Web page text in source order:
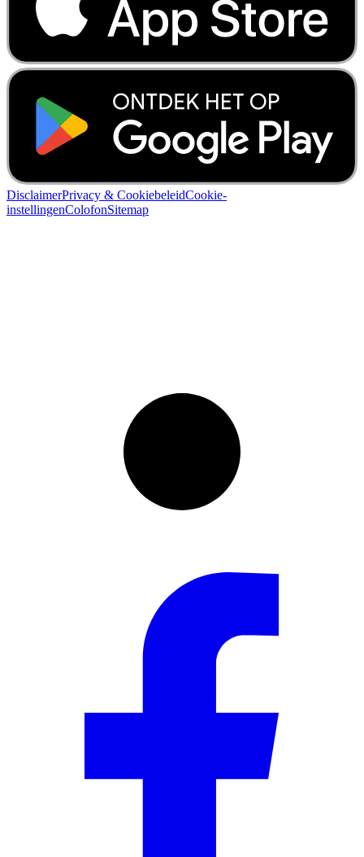
DisclaimerPrivacy & CookiebeleidCookie-
instellingenColofonSitemap